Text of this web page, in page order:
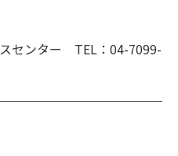
センター TEL：04-7099-